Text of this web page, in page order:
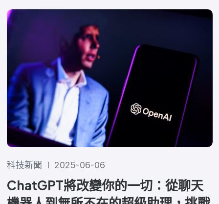
科技新聞 2025-06-06
ChatGPT將改變你的一切：從聊天